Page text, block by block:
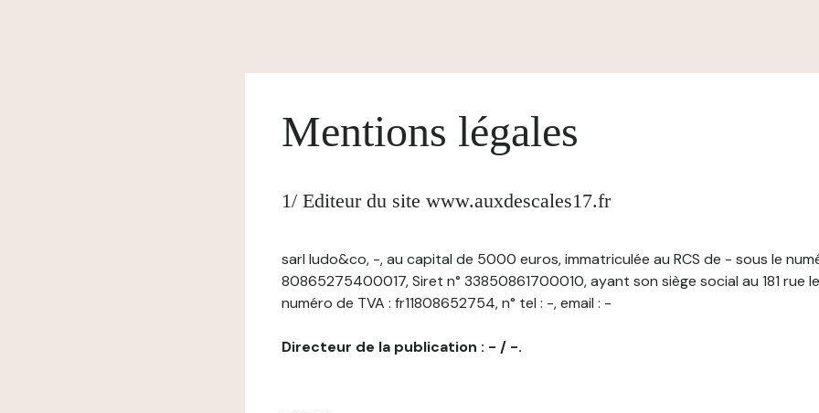
Mentions légales
1/ Editeur du site www.auxdescales17.fr
sarl ludo&co, -, au capital de 5000 euros, immatriculée au RCS de - sous le
80865275400017, Siret n° 33850861700010, ayant son siège social au 181 rue
numéro de TVA : fr11808652754, n° tel : -, email : -
Directeur de la publication : - / -.